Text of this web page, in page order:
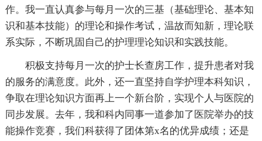
作。我一直认真参与每月一次的三基（基础理论、基本知
识和基本技能）的理论和操作考试，温故而知新，理论联
系实际，不断巩固自己的护理理论知识和实践技能。
积极支持每月一次的护士长查房工作，提升患者对我
的服务的满意度。此外，还一直坚持自学护理本科知识，
争取在理论知识方面再上一个新台阶，实现个人与医院的
同步发展。去年，我和科内同事一道参加了医院举办的技
能操作竞赛，我们科获得了团体第x名的优异成绩；还是